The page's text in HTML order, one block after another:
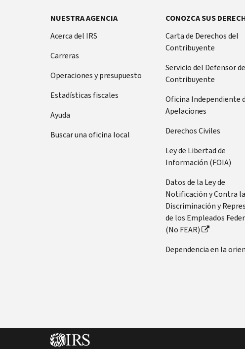
NUESTRA AGENCIA
Acerca del IRS
Carreras
Operaciones y presupuesto
Estadísticas fiscales
Ayuda
Buscar una oficina local
CONOZCA SUS
Carta de Derechos del
Contribuyente
Servicio del Defensor
Contribuyente
Oficina Independiente
Apelaciones
Derechos Civiles
Ley de Libertad de
Información (FOIA)
Datos de la Ley de
Notificación y Contra la
Discriminación y
de los Empleados
(No FEAR)
Dependencia en la